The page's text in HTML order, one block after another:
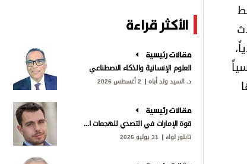
الأكثر قراءة
مقالات رئيسية
العلوم الإنسانية والذكاء الاصطناعي
د. السيد ولد أباه 2 أغسطس 2026
مقالات رئيسية
قوة الإمارات في التصدي للهجمات الإيرانية
تايلور لوك 31 يوليو 2026